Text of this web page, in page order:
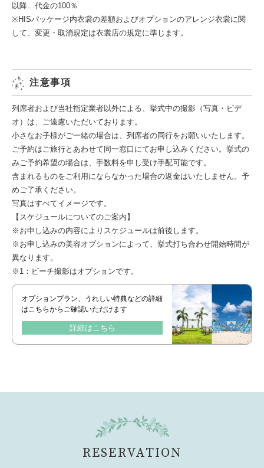
以降…代金の100％
※HISパッケージ内衣裳の差額およびオプションのアレンジ衣裳に関
して、変更・取消規定は衣裳店の規定に準じます。
注意事項
列席者および当社指定業者以外による、挙式中の撮影（写真・ビデ
オ）は、ご遠慮いただいております。
小さなお子様がご一緒の場合は、列席者の同行をお願いいたします。
ご予約はご旅行とあわせて同一窓口にてお申し込みください。挙式の
みご予約希望の場合は、手数料を申し受け手配可能です。
含まれるものをご利用にならなかった場合の返金はいたしません。予
めご了承ください。
写真はすべてイメージです。
【スケジュールについてのご案内】
※お申し込みの内容によりスケジュールは前後します。
※お申し込みの美容オプションによって、挙式打ち合わせ開始時間が
異なります。
※1：ビーチ撮影はオプションです。
オプションプラン、うれしい特典などの詳細
はこちらからご確認いただけます
詳細はこちら
RESERVATION